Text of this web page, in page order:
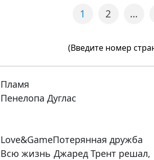
1 2 …
(Введите номер
Пламя
Пенелопа Дуглас
Love&GameПотерянная дружба
Всю жизнь Джаред Трент решал,